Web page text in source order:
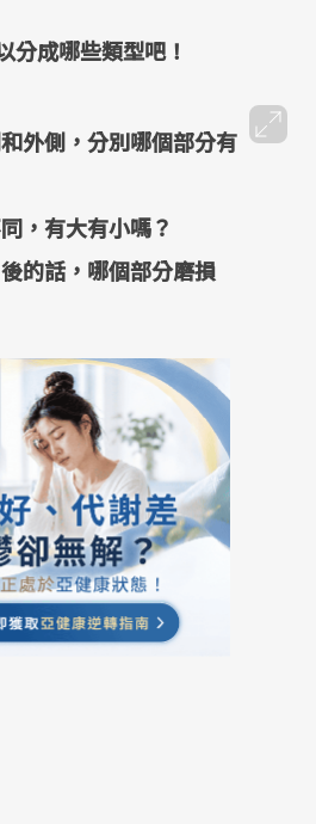
分成哪些類型吧！
外側，分別哪個部分有
，有大有小嗎？
的話，哪個部分磨損